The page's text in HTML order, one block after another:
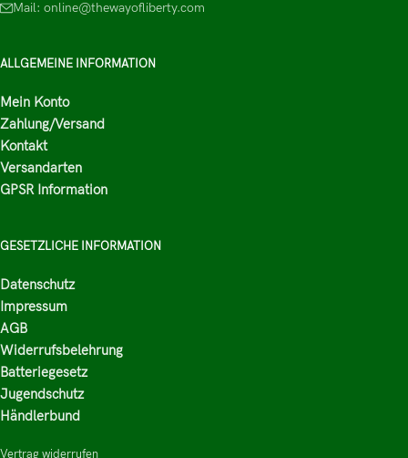
Mail: online@thewayofliberty.com
ALLGEMEINE INFORMATION
Mein Konto
Zahlung/Versand
Kontakt
Versandarten
GPSR Information
GESETZLICHE INFORMATION
Datenschutz
Impressum
AGB
Widerrufsbelehrung
Batteriegesetz
Jugendschutz
Händlerbund
Vertrag widerrufen